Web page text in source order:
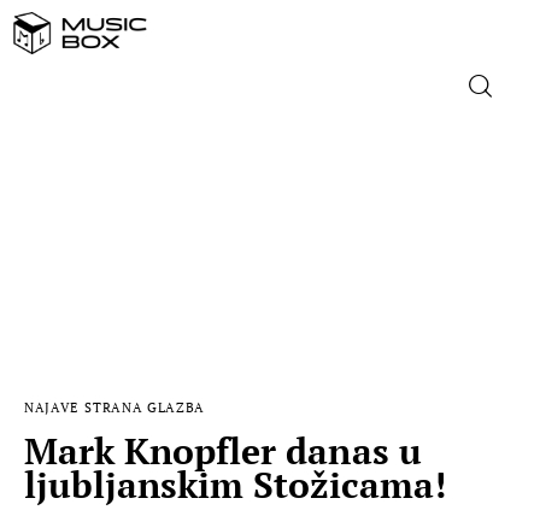
MUSIC BOX
NAJAVE STRANA GLAZBA
Mark Knopfler danas u
ljubljanskim Stožicama!